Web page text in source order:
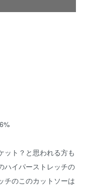
ット？と思われる方も
ハイパーストレッチの
チのこのカットソーは